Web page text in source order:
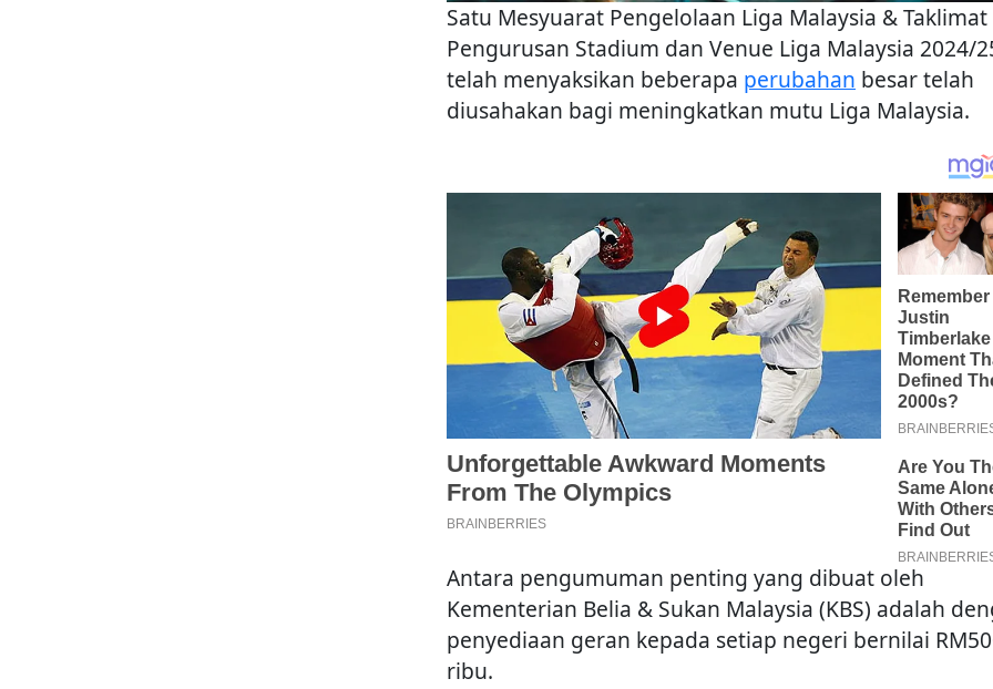
Satu Mesyuarat Pengelolaan Liga Malaysia & Taklimat
Pengurusan Stadium dan Venue Liga Malaysia 2024/
telah menyaksikan beberapa perubahan besar telah
diusahakan bagi meningkatkan mutu Liga Malaysia.
Antara pengumuman penting yang dibuat oleh
Kementerian Belia & Sukan Malaysia (KBS) adalah
penyediaan geran kepada setiap negeri bernilai
ribu.